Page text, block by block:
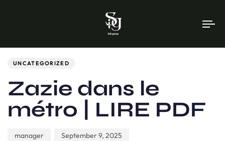
UNCATEGORIZED
Zazie dans le
métro | LIRE PDF
manager September 9, 2025